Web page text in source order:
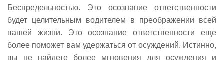
Беспредельностью. Это осознание ответственности
будет целительным водителем в преображении всей
вашей жизни. Это осознание ответственности еще
более поможет вам удержаться от осуждений. Истинно,
вы не найдете более мгновения для осуждения и